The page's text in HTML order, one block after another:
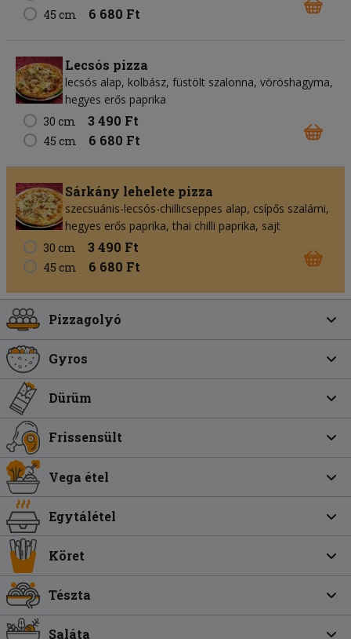
45 cm 6 680 Ft
Lecsós pizza
lecsós alap, kolbász, füstölt szalonna, vöröshagyma,
hegyes erős paprika
30 cm
3 490 Ft
45 cm 6 680 Ft
Sárkány lehelete pizza
szecsuánis-lecsós-chillicseppes alap, csípős szalámi,
hegyes erős paprika, thai chilli paprika, sajt
30 cm
3 490 Ft
45 cm 6 680 Ft
Pizzagolyó
Gyros
Dürüm
Frissensült
Vega étel
Egytálétel
Köret
Tészta
Saláta